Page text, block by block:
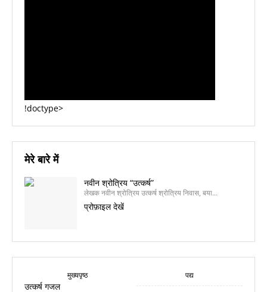
!doctype>
मेरे बारे में
नवीन श्रोत्रिय “उत्कर्ष”
लेखक नवीन श्रोत्रिय उत्कर्ष श्रोत्रिय निवास, बया…
प्रोफ़ाइल देखें
मुख्यपृष्ठ पद्य
उत्कर्ष गजल